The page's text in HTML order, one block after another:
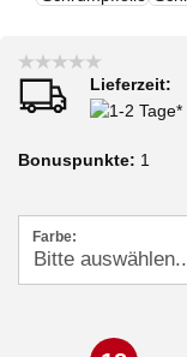
Lieferzeit:
Bonuspunkte: 1
Farbe: